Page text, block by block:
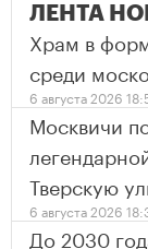
ЛЕНТА
Храм в
среди
6 августа 2026
Москвичи
Тверскую
6 августа 2026
До 2030